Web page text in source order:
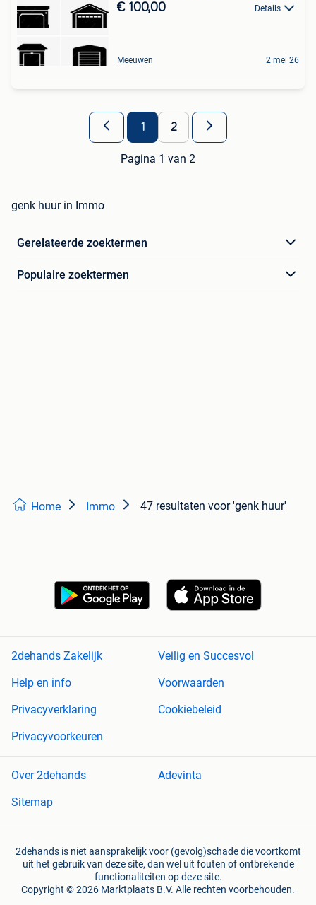
€ 100,00 Details
Meeuwen 2 mei 26
1 2
Pagina 1 van 2
genk huur in Immo
Gerelateerde zoektermen
Populaire zoektermen
Home Immo 47 resultaten voor 'genk huur'
2dehands Zakelijk
Veilig en Succesvol
Help en info
Voorwaarden
Privacyverklaring
Cookiebeleid
Privacyvoorkeuren
Over 2dehands
Adevinta
Sitemap
2dehands is niet aansprakelijk voor (gevolg)schade die voortkomt
uit het gebruik van deze site, dan wel uit fouten of ontbrekende
functionaliteiten op deze site.
Copyright © 2026 Marktplaats B.V. Alle rechten voorbehouden.